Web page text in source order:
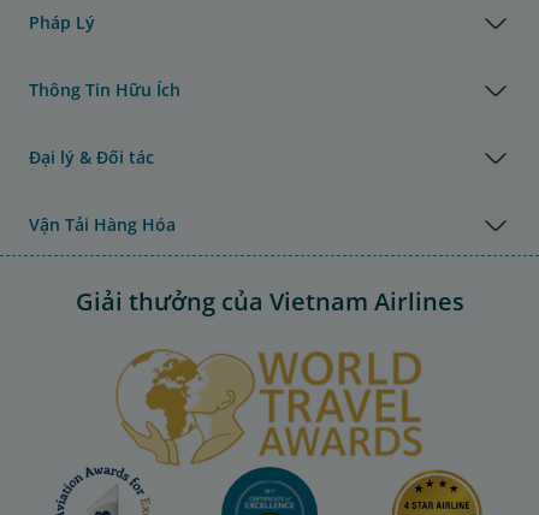
Pháp Lý
Thông Tin Hữu Ích
Đại lý & Đối tác
Vận Tải Hàng Hóa
Giải thưởng của Vietnam Airlines